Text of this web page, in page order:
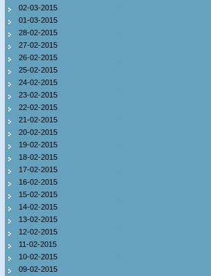
02-03-2015
01-03-2015
28-02-2015
27-02-2015
26-02-2015
25-02-2015
24-02-2015
23-02-2015
22-02-2015
21-02-2015
20-02-2015
19-02-2015
18-02-2015
17-02-2015
16-02-2015
15-02-2015
14-02-2015
13-02-2015
12-02-2015
11-02-2015
10-02-2015
09-02-2015